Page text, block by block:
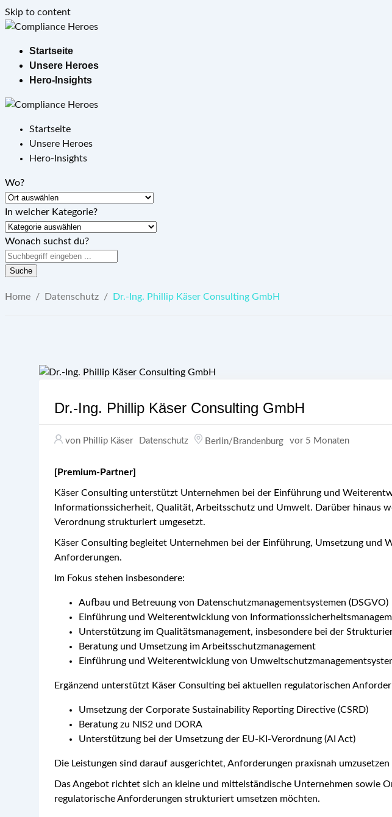
Skip to content
Startseite
Unsere Heroes
Hero-Insights
Startseite
Unsere Heroes
Hero-Insights
Wo?
In welcher Kategorie?
Wonach suchst du?
Suche
Home / Datenschutz / Dr.-Ing. Phillip Käser Consulting GmbH
Dr.-Ing. Phillip Käser Consulting GmbH
von Phillip Käser Datenschutz Berlin/Brandenburg vor 5 Monaten
[Premium-Partner]
Käser Consulting unterstützt Unternehmen bei der Einführung und
Informationssicherheit, Qualität, Arbeitsschutz und Umwelt. Darüber hinaus
Verordnung strukturiert umgesetzt.
Käser Consulting begleitet Unternehmen bei der Einführung, Umsetzung
Anforderungen.
Im Fokus stehen insbesondere:
Aufbau und Betreuung von Datenschutzmanagementsystemen (DSGVO)
Einführung und Weiterentwicklung von
Unterstützung im Qualitätsmanagement, insbesondere bei der
Beratung und Umsetzung im Arbeitsschutzmanagement
Einführung und Weiterentwicklung von
Ergänzend unterstützt Käser Consulting bei aktuellen regulatorischen
Umsetzung der Corporate Sustainability Reporting Directive (CSRD)
Beratung zu NIS2 und DORA
Unterstützung bei der Umsetzung der EU-KI-Verordnung (AI Act)
Die Leistungen sind darauf ausgerichtet, Anforderungen praxisnah
Das Angebot richtet sich an kleine und mittelständische Unternehmen sowie
regulatorische Anforderungen strukturiert umsetzen möchten.